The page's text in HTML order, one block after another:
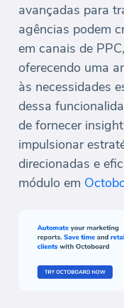
avançadas para
agências podem
em canais de
oferecendo uma
às necessidades
dessa
de fornecer
impulsionar
direcionadas e
módulo em